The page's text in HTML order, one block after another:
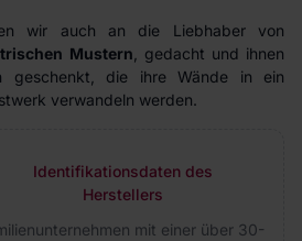
wir auch an die Liebhaber von
Mustern , gedacht und ihnen
geschenkt, die ihre Wände in ein
verwandeln werden.
Identifikationsdaten des
Herstellers
mit einer über 30-